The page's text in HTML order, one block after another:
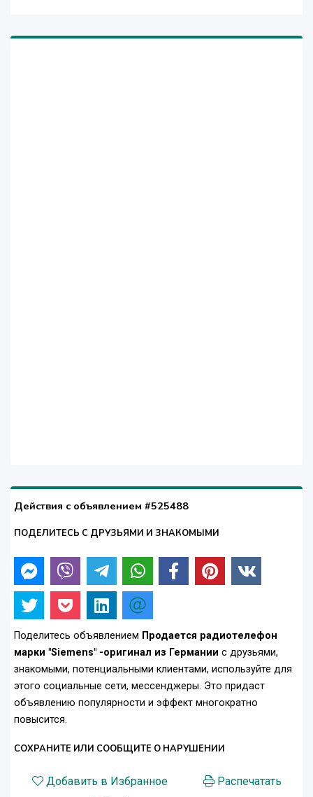
Действия с объявлением #525488
ПОДЕЛИТЕСЬ С ДРУЗЬЯМИ И ЗНАКОМЫМИ
Поделитесь объявлением Продается радиотелефон
марки "Siemens" -оригинал из Германии с друзьями,
знакомыми, потенциальными клиентами, используйте для
этого социальные сети, мессенджеры. Это придаст
объявлению популярности и эффект многократно
повысится.
СОХРАНИТЕ ИЛИ СООБЩИТЕ О НАРУШЕНИИ
Добавить в Избранное
Распечатать